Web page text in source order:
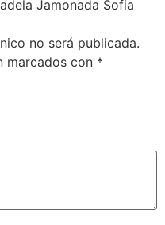
Jamonada Sofia
no será publicada.
marcados con *